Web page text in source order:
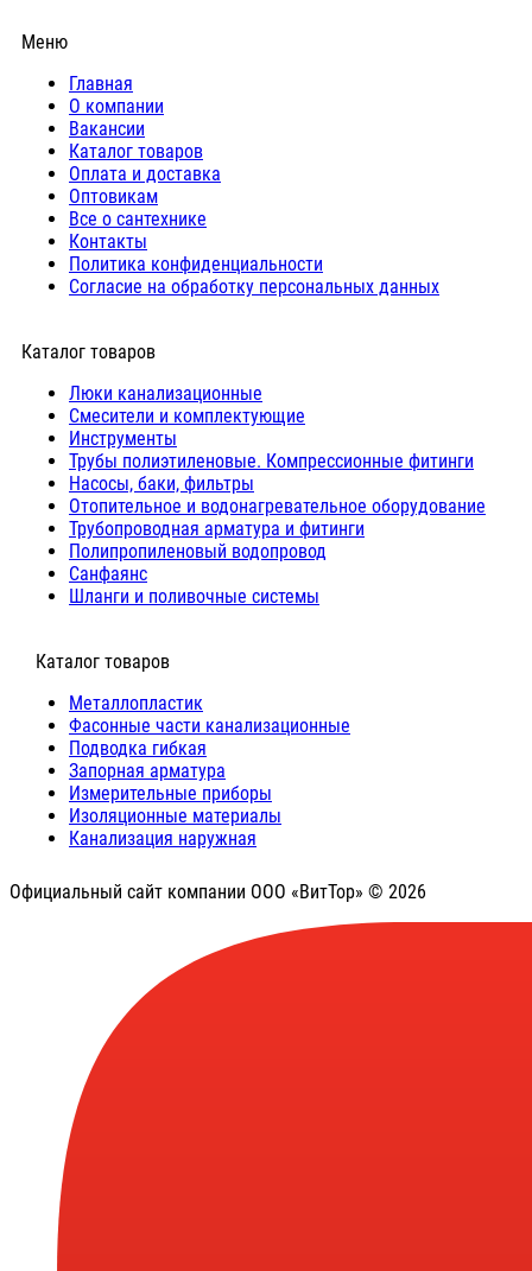
Меню
Главная
О компании
Вакансии
Каталог товаров
Оплата и доставка
Оптовикам
Все о сантехнике
Контакты
Политика конфиденциальности
Согласие на обработку персональных данных
Каталог товаров
Люки канализационные
Cмесители и комплектующие
Инструменты
Трубы полиэтиленовые. Компрессионные фитинги
Насосы, баки, фильтры
Отопительное и водонагревательное оборудование
Трубопроводная арматура и фитинги
Полипропиленовый водопровод
Санфаянс
Шланги и поливочные системы
⠀Каталог товаров
Металлопластик
Фасонные части канализационные
Подводка гибкая
Запорная арматура
Измерительные приборы
Изоляционные материалы
Канализация наружная
Официальный сайт компании ООО «ВитТор» © 2026